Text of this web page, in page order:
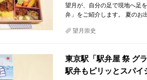
望月が、自分の足で現地へ足
弁」をご紹介します。 夏のお
望月崇史
東京駅「駅弁屋 祭 グ
駅弁もピリッとスパイ